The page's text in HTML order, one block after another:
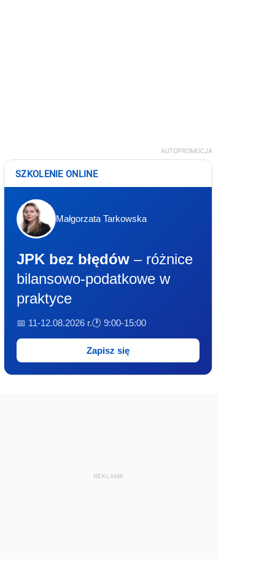
AUTOPROMOCJA
SZKOLENIE ONLINE
Małgorzata Tarkowska
JPK bez błędów – różnice
bilansowo-podatkowe w
praktyce
📅 11-12.08.2026 r.🕐 9:00-15:00
Zapisz się
REKLAMA